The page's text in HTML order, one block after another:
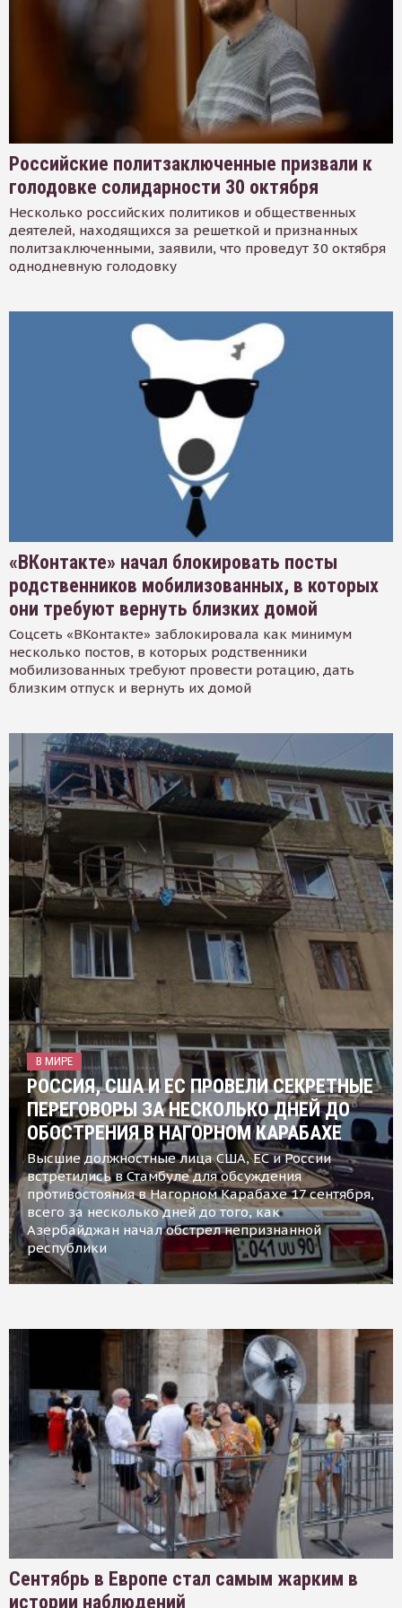
Российские политзаключенные призвали к
голодовке солидарности 30 октября
Несколько российских политиков и общественных
деятелей, находящихся за решеткой и признанных
политзаключенными, заявили, что проведут 30 октября
однодневную голодовку
«ВКонтакте» начал блокировать посты
родственников мобилизованных, в которых
они требуют вернуть близких домой
Соцсеть «ВКонтакте» заблокировала как минимум
несколько постов, в которых родственники
мобилизованных требуют провести ротацию, дать
близким отпуск и вернуть их домой
В МИРЕ
РОССИЯ, США И ЕС ПРОВЕЛИ СЕКРЕТНЫЕ
ПЕРЕГОВОРЫ ЗА НЕСКОЛЬКО ДНЕЙ ДО
ОБОСТРЕНИЯ В НАГОРНОМ КАРАБАХЕ
Высшие должностные лица США, ЕС и России
встретились в Стамбуле для обсуждения
противостояния в Нагорном Карабахе 17 сентября,
всего за несколько дней до того, как
Азербайджан начал обстрел непризнанной
республики
Сентябрь в Европе стал самым жарким в
истории наблюдений